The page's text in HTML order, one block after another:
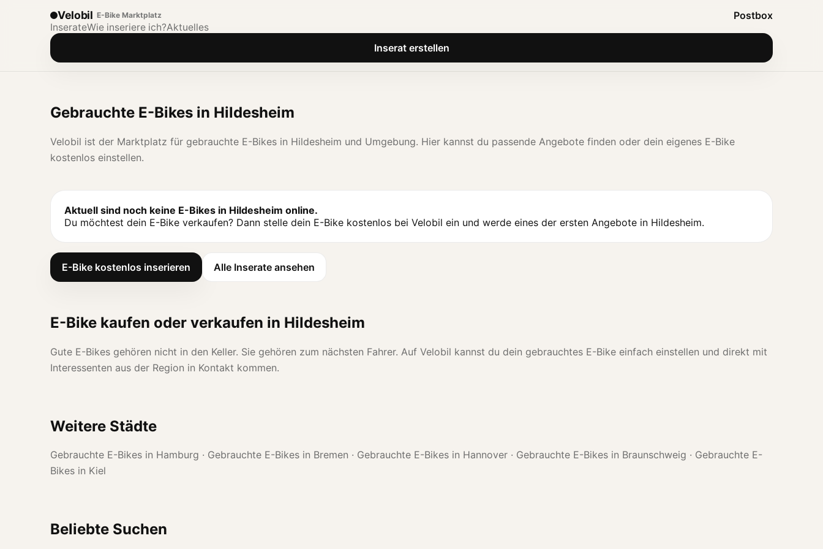
Velobil E-Bike Marktplatz Postbox
InserateWie inseriere ich?Aktuelles
Inserat erstellen
Gebrauchte E-Bikes in Hildesheim
Velobil ist der Marktplatz für gebrauchte E-Bikes in Hildesheim und Umgebung. Hier kannst du passende Angebote finden oder dein eigenes E-Bike
kostenlos einstellen.
Aktuell sind noch keine E-Bikes in Hildesheim online.
Du möchtest dein E-Bike verkaufen? Dann stelle dein E-Bike kostenlos bei Velobil ein und werde eines der ersten Angebote in Hildesheim.
E-Bike kostenlos inserieren Alle Inserate ansehen
E-Bike kaufen oder verkaufen in Hildesheim
Gute E-Bikes gehören nicht in den Keller. Sie gehören zum nächsten Fahrer. Auf Velobil kannst du dein gebrauchtes E-Bike einfach einstellen und direkt mit
Interessenten aus der Region in Kontakt kommen.
Weitere Städte
Gebrauchte E-Bikes in Hamburg · Gebrauchte E-Bikes in Bremen · Gebrauchte E-Bikes in Hannover · Gebrauchte E-Bikes in Braunschweig · Gebrauchte E-
Bikes in Kiel
Beliebte Suchen